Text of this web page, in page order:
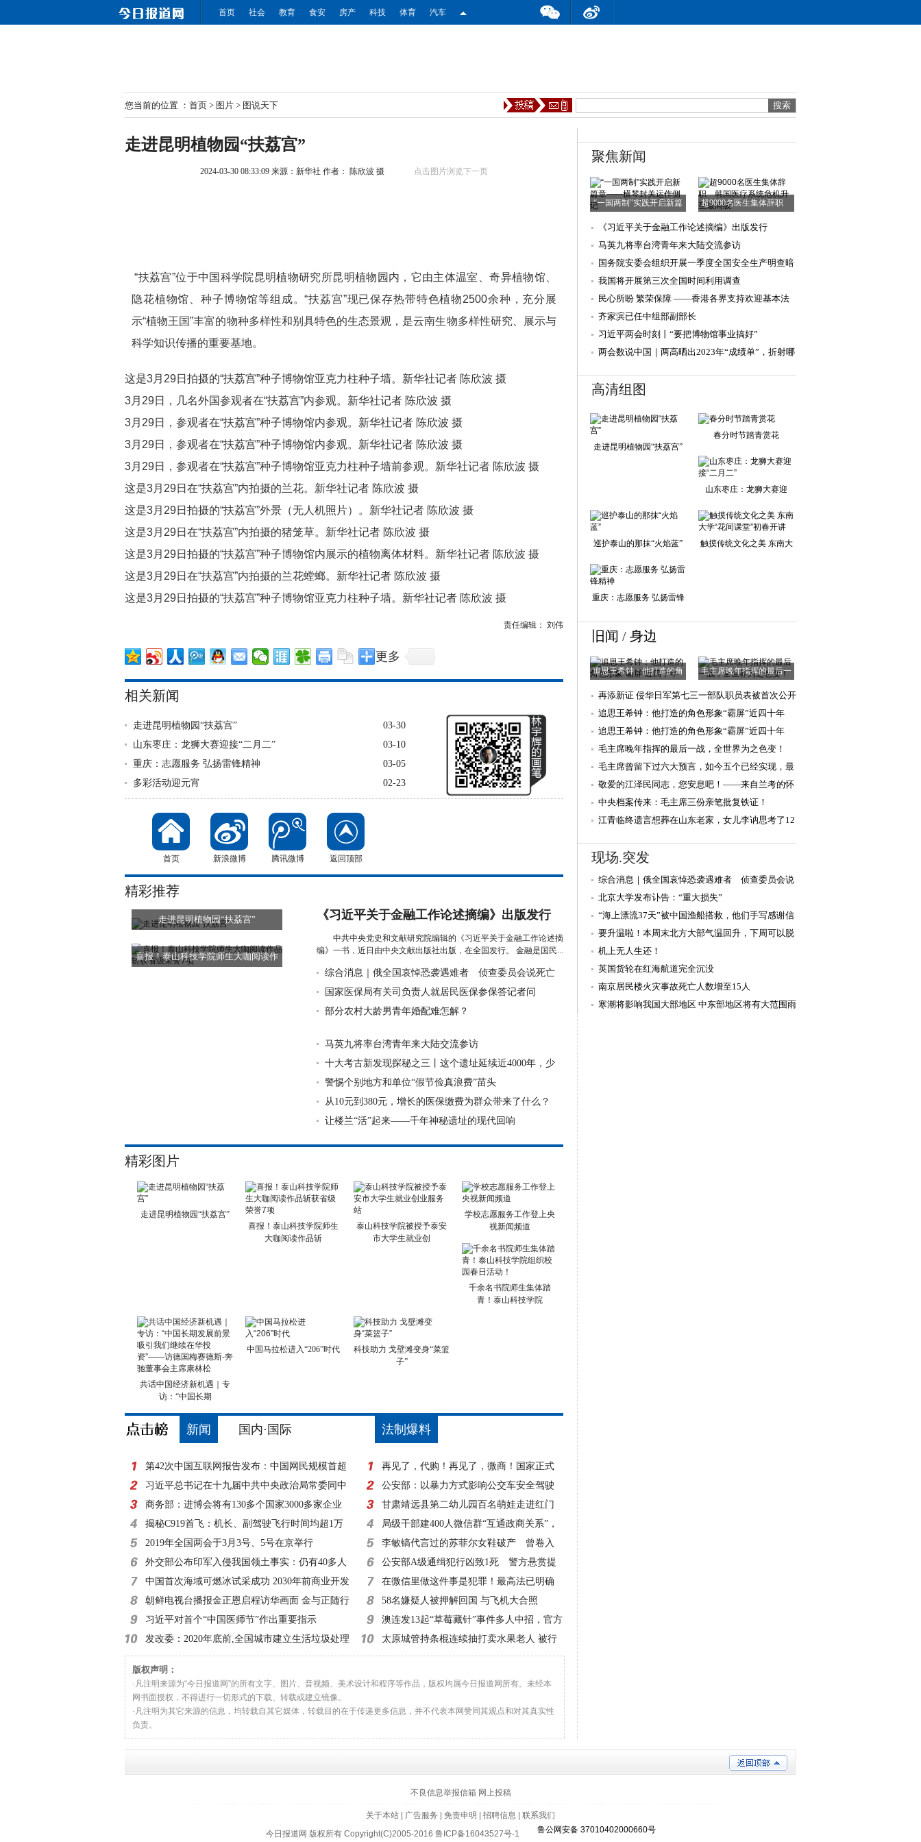
首页 社会 教育 食安 房产 科技 体育 汽车
您当前的位置 ： 首页 > 图片 > 图说天下
走进昆明植物园“扶荔宫”
2024-03-30 08:33:09 来源：新华社 作者： 陈欣波 摄 点击图片浏览下一页
“扶荔宫”位于中国科学院昆明植物研究所昆明植物园内，它由主体温室、奇异植物馆、
隐花植物馆、种子博物馆等组成。“扶荔宫”现已保存热带特色植物2500余种，充分展
示“植物王国”丰富的物种多样性和别具特色的生态景观，是云南生物多样性研究、展示与
科学知识传播的重要基地。
这是3月29日拍摄的“扶荔宫”种子博物馆亚克力柱种子墙。新华社记者 陈欣波 摄
3月29日，几名外国参观者在“扶荔宫”内参观。新华社记者 陈欣波 摄
3月29日，参观者在“扶荔宫”种子博物馆内参观。新华社记者 陈欣波 摄
3月29日，参观者在“扶荔宫”种子博物馆内参观。新华社记者 陈欣波 摄
3月29日，参观者在“扶荔宫”种子博物馆亚克力柱种子墙前参观。新华社记者 陈欣波 摄
这是3月29日在“扶荔宫”内拍摄的兰花。新华社记者 陈欣波 摄
这是3月29日拍摄的“扶荔宫”外景（无人机照片）。新华社记者 陈欣波 摄
这是3月29日在“扶荔宫”内拍摄的猪笼草。新华社记者 陈欣波 摄
这是3月29日拍摄的“扶荔宫”种子博物馆内展示的植物离体材料。新华社记者 陈欣波 摄
这是3月29日在“扶荔宫”内拍摄的兰花螳螂。新华社记者 陈欣波 摄
这是3月29日拍摄的“扶荔宫”种子博物馆亚克力柱种子墙。新华社记者 陈欣波 摄
责任编辑： 刘伟
更多
相关新闻
03-30
走进昆明植物园“扶荔宫”
03-10
山东枣庄：龙狮大赛迎接“二月二”
03-05
重庆：志愿服务 弘扬雷锋精神
02-23
多彩活动迎元宵
首页 新浪微博 腾讯微博 返回顶部
精彩推荐
走进昆明植物园“扶荔宫”
喜报！泰山科技学院师生大咖阅读作
《习近平关于金融工作论述摘编》出版发行
中共中央党史和文献研究院编辑的《习近平关于金融工作论述摘
编》一书，近日由中央文献出版社出版，在全国发行。 金融是国民...
综合消息｜俄全国哀悼恐袭遇难者 侦查委员会说死亡
人数升至13
国家医保局有关司负责人就居民医保参保答记者问
部分农村大龄男青年婚配难怎解？
马英九将率台湾青年来大陆交流参访
十大考古新发现探秘之三丨这个遗址延续近4000年，少
有！
警惕个别地方和单位“假节俭真浪费”苗头
从10元到380元，增长的医保缴费为群众带来了什么？
让楼兰“活”起来——千年神秘遗址的现代回响
精彩图片
走进昆明植物园“扶荔宫”
喜报！泰山科技学院师生
大咖阅读作品斩
泰山科技学院被授予泰安
市大学生就业创
学校志愿服务工作登上央
视新闻频道
千余名书院师生集体踏
青！泰山科技学院
共话中国经济新机遇｜专
访：“中国长期
中国马拉松进入“206”时代
科技助力 戈壁滩变身“菜篮
子”
新闻 国内·国际
第42次中国互联网报告发布：中国网民规模首超
8亿
习近平总书记在十九届中共中央政治局常委同中
外记者见面时的讲
商务部：进博会将有130多个国家3000多家企业
参展
揭秘C919首飞：机长、副驾驶飞行时间均超1万
小时
2019年全国两会于3月3号、5号在京举行
外交部公布印军入侵我国领土事实：仍有40多人
滞留
中国首次海域可燃冰试采成功 2030年前商业开发
朝鲜电视台播报金正恩启程访华画面 金与正随行
习近平对首个“中国医师节”作出重要指示
发改委：2020年底前,全国城市建立生活垃圾处理
收费制度
法制爆料
再见了，代购！再见了，微商！国家正式
出手，1月1日起实施！
公安部：以暴力方式影响公交车安全驾驶
一律立案侦查
甘肃靖远县第二幼儿园百名萌娃走进红门
零距离体验消防
局级干部建400人微信群“互通政商关系”，
该查！
李敏镐代言过的苏菲尔女鞋破产 曾卷入
超50起诉讼
公安部A级通缉犯行凶致1死 警方悬赏提
高至20万元！
在微信里做这件事是犯罪！最高法已明确
58名嫌疑人被押解回国 与飞机大合照
澳连发13起“草莓藏针”事件多人中招，官方
建议：切碎再吃
太原城管持条棍连续抽打卖水果老人 被行
拘10日
版权声明：
·凡注明来源为“今日报道网”的所有文字、图片、音视频、美术设计和程序等作品，版权均属今日报道网所有。未经本
网书面授权，不得进行一切形式的下载、转载或建立镜像。
·凡注明为其它来源的信息，均转载自其它媒体，转载目的在于传递更多信息，并不代表本网赞同其观点和对其真实性
负责。
聚焦新闻
“一国两制”实践开启新篇
超9000名医生集体辞职
《习近平关于金融工作论述摘编》出版发行
马英九将率台湾青年来大陆交流参访
国务院安委会组织开展一季度全国安全生产明查暗
访
我国将开展第三次全国时间利用调查
民心所盼 繁荣保障 ——香港各界支持欢迎基本法
第二十三条立法
齐家滨已任中组部副部长
习近平两会时刻丨“要把博物馆事业搞好”
两会数说中国｜两高晒出2023年“成绩单”，折射哪
高清组图
走进昆明植物园“扶荔宫”
春分时节踏青赏花
山东枣庄：龙狮大赛迎
接“二月二”
巡护泰山的那抹“火焰蓝” 触摸传统文化之美 东南大
重庆：志愿服务 弘扬雷锋
旧闻 / 身边
追思王希钟：他打造的角
毛主席晚年指挥的最后一
再添新证 侵华日军第七三一部队职员表被首次公开
追思王希钟：他打造的角色形象“霸屏”近四十年
追思王希钟：他打造的角色形象“霸屏”近四十年
毛主席晚年指挥的最后一战，全世界为之色变！
毛主席曾留下过六大预言，如今五个已经实现，最
后一个还会远吗
敬爱的江泽民同志，您安息吧！——来自兰考的怀
念和报告
中央档案传来：毛主席三份亲笔批复铁证！
江青临终遗言想葬在山东老家，女儿李讷思考了12
现场.突发
综合消息｜俄全国哀悼恐袭遇难者 侦查委员会说
死亡人数升至13
北京大学发布讣告：“重大损失”
“海上漂流37天”被中国渔船搭救，他们手写感谢信
要升温啦！本周末北方大部气温回升，下周可以脱
冬衣了
机上无人生还！
英国货轮在红海航道完全沉没
南京居民楼火灾事故死亡人数增至15人
寒潮将影响我国大部地区 中东部地区将有大范围雨
不良信息举报信箱 网上投稿
关于本站 广告服务 免责申明 招聘信息
联系我们
今日报道网 版权所有 Copyright(C)2005-2016 鲁ICP备16043527号-1 鲁公网安备 37010402000660号